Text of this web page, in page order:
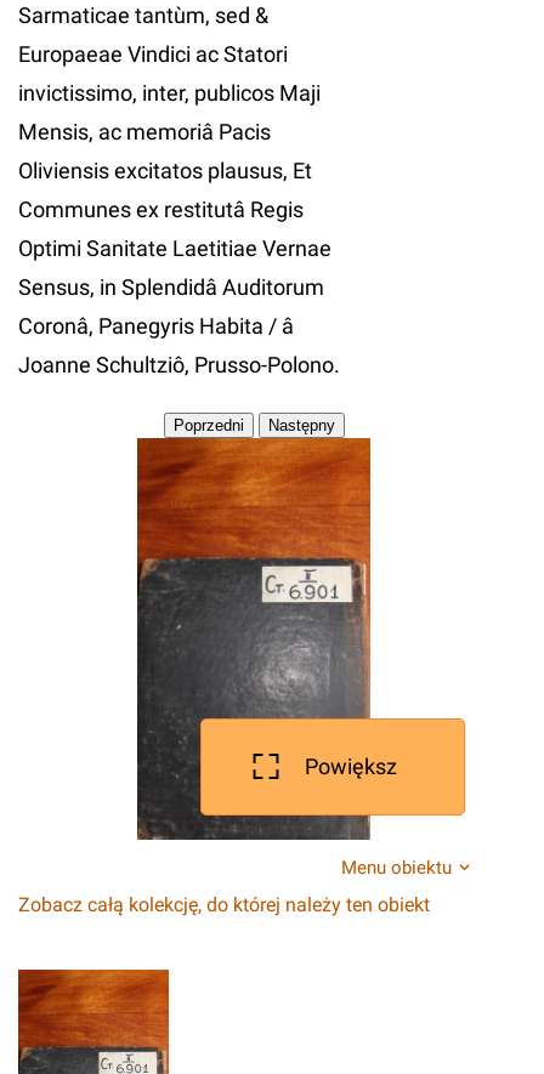
Sarmaticae tantùm, sed &
Europaeae Vindici ac Statori
invictissimo, inter, publicos Maji
Mensis, ac memoriâ Pacis
Oliviensis excitatos plausus, Et
Communes ex restitutâ Regis
Optimi Sanitate Laetitiae Vernae
Sensus, in Splendidâ Auditorum
Coronâ, Panegyris Habita / â
Joanne Schultziô, Prusso-Polono.
Powiększ
Menu obiektu
Zobacz całą kolekcję, do której należy ten obiekt